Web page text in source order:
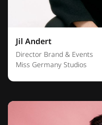
Jil Andert
Director Brand & Events
Miss Germany Studios